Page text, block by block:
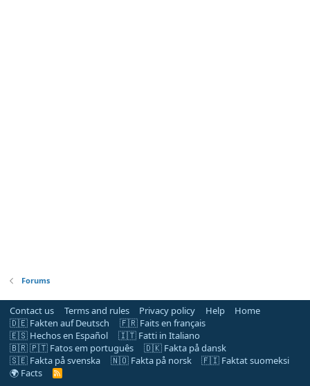
Forums
Contact us Terms and rules Privacy policy Help
Home
🇩🇪 Fakten auf Deutsch
🇫🇷 Faits en français
🇪🇸 Hechos en Español
🇮🇹 Fatti in Italiano
🇧🇷 🇵🇹 Fatos em português
🇩🇰 Fakta på dansk
🇸🇪 Fakta på svenska
🇳🇴 Fakta på norsk
🇫🇮 Faktat suomeksi
🌍 Facts
R